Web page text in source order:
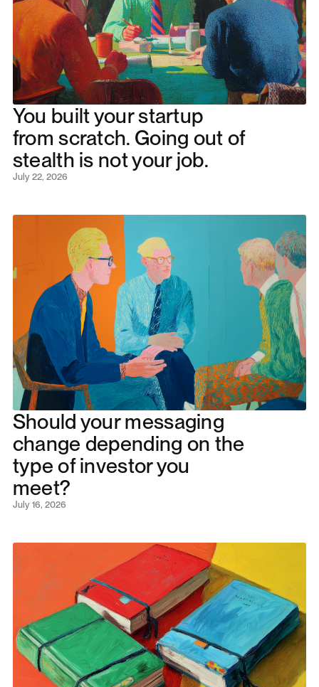
You built your startup
from scratch. Going out of
stealth is not your job.
July 22, 2026
Should your messaging
change depending on the
type of investor you
meet?
July 16, 2026